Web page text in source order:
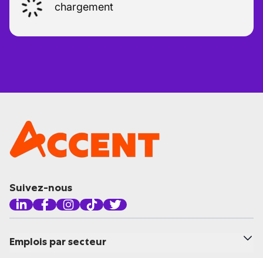
chargement
Suivez-nous
Emplois par secteur